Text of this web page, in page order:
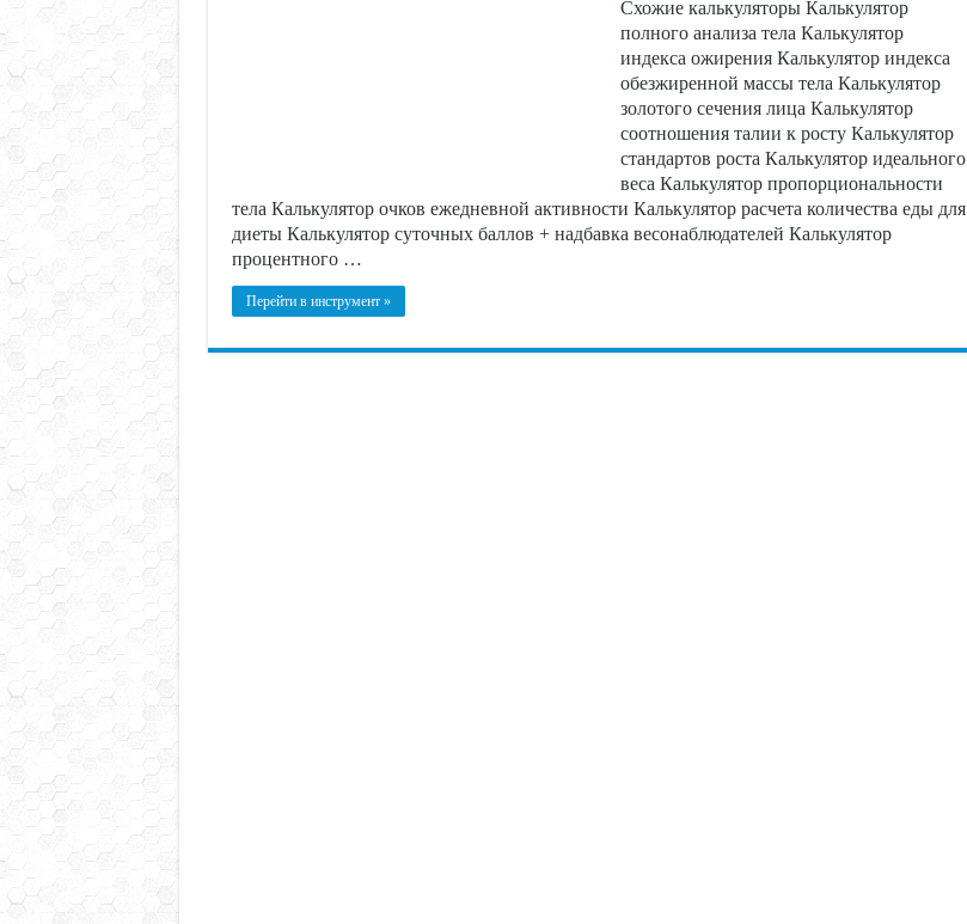
Схожие калькуляторы Калькулятор
полного анализа тела Калькулятор
индекса ожирения Калькулятор индекса
обезжиренной массы тела Калькулятор
золотого сечения лица Калькулятор
соотношения талии к росту Калькулятор
стандартов роста Калькулятор идеального
веса Калькулятор пропорциональности
тела Калькулятор очков ежедневной активности Калькулятор расчета количества еды для
диеты Калькулятор суточных баллов + надбавка весонаблюдателей Калькулятор
процентного …
Перейти в инструмент »